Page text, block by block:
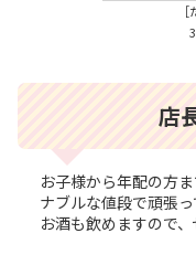
店
お子様から年配の方
ナブルな値段で頑張っ
お酒も飲めますので